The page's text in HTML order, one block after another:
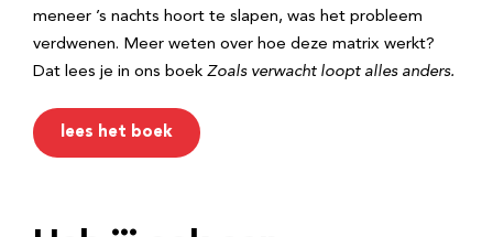
meneer ’s nachts hoort te slapen, was het probleem
verdwenen. Meer weten over hoe deze matrix werkt?
Dat lees je in ons boek Zoals verwacht loopt alles anders.
lees het boek